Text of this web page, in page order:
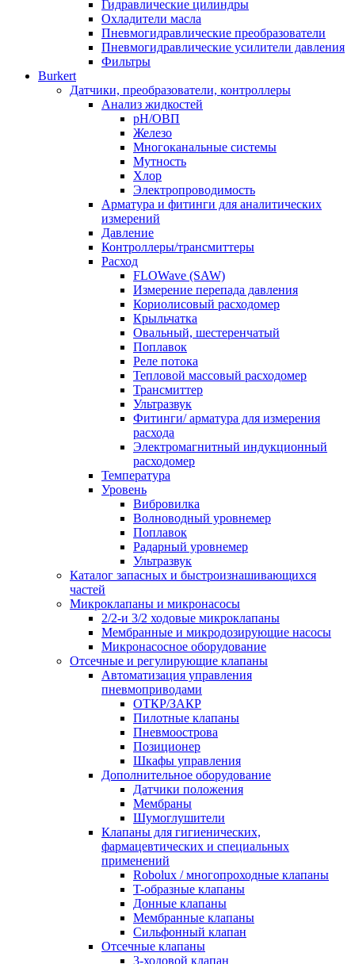
Гидравлические цилиндры
Охладители масла
Пневмогидравлические преобразователи
Пневмогидравлические усилители давления
Фильтры
Burkert
Датчики, преобразователи, контроллеры
Анализ жидкостей
pH/ОВП
Железо
Многоканальные системы
Мутность
Хлор
Электропроводимость
Арматура и фитинги для аналитических
измерений
Давление
Контроллеры/трансмиттеры
Расход
FLOWave (SAW)
Измерение перепада давления
Кориолисовый расходомер
Крыльчатка
Овальный, шестеренчатый
Поплавок
Реле потока
Тепловой массовый расходомер
Трансмиттер
Ультразвук
Фитинги/ арматура для измерения
расхода
Электромагнитный индукционный
расходомер
Температура
Уровень
Вибровилка
Волноводный уровнемер
Поплавок
Радарный уровнемер
Ультразвук
Каталог запасных и быстроизнашивающихся
частей
Микроклапаны и микронасосы
2/2-и 3/2 ходовые микроклапаны
Мембранные и микродозирующие насосы
Микронасосное оборудование
Отсечные и регулирующие клапаны
Автоматизация управления
пневмоприводами
ОТКР/ЗАКР
Пилотные клапаны
Пневмоострова
Позиционер
Шкафы управления
Дополнительное оборудование
Датчики положения
Мембраны
Шумоглушители
Клапаны для гигиенических,
фармацевтических и специальных
применений
Robolux / многопроходные клапаны
T-образные клапаны
Донные клапаны
Мембранные клапаны
Сильфонный клапан
Отсечные клапаны
3-ходовой клапан